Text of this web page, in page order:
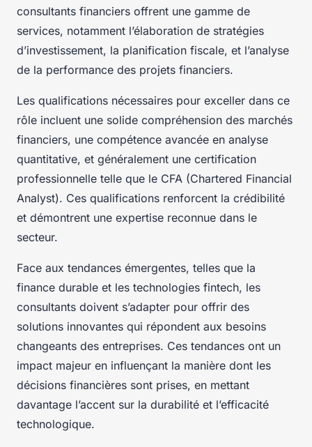
consultants financiers offrent une gamme de
services, notamment l’élaboration de stratégies
d’investissement, la planification fiscale, et l’analyse
de la performance des projets financiers.
Les qualifications nécessaires pour exceller dans ce
rôle incluent une solide compréhension des marchés
financiers, une compétence avancée en analyse
quantitative, et généralement une certification
professionnelle telle que le CFA (Chartered Financial
Analyst). Ces qualifications renforcent la crédibilité
et démontrent une expertise reconnue dans le
secteur.
Face aux tendances émergentes, telles que la
finance durable et les technologies fintech, les
consultants doivent s’adapter pour offrir des
solutions innovantes qui répondent aux besoins
changeants des entreprises. Ces tendances ont un
impact majeur en influençant la manière dont les
décisions financières sont prises, en mettant
davantage l’accent sur la durabilité et l’efficacité
technologique.